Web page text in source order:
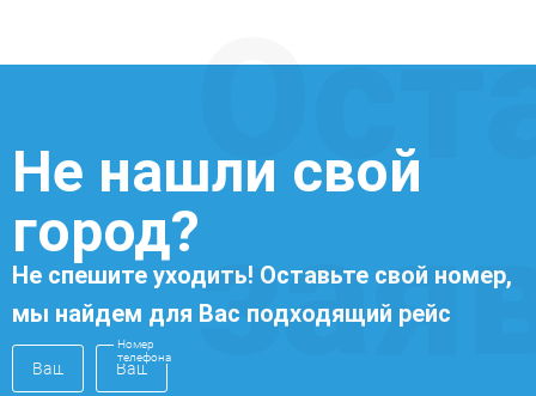
Не нашли свой
город?
Не спешите уходить! Оставьте свой номер,
мы найдем для Вас подходящий рейс
Номер
телефона